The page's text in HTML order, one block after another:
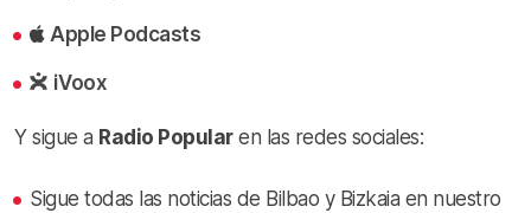
Apple Podcasts
iVoox
Y sigue a Radio Popularen las redes sociales:
Sigue todas las noticias de Bilbao y Bizkaia en nuestro